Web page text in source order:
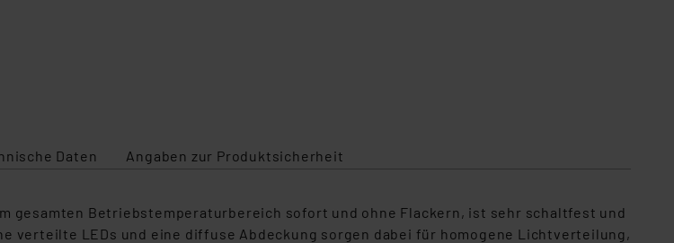
Daten Angaben zur Produktsicherheit
gesamten Betriebstemperaturbereich sofort und ohne Flackern, ist sehr schaltfest und
verteilte LEDs und eine diffuse Abdeckung sorgen dabei für homogene Lichtverteilung,